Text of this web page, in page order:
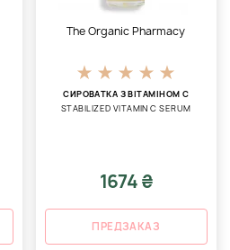
The Organic Pharmacy
СИРОВАТКА З ВІТАМІНОМ С
STABILIZED VITAMIN C SERUM
1674 ₴
ПРЕДЗАКАЗ